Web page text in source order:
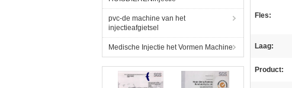
pvc-de machine van het
injectieafgietsel
Medische Injectie het Vormen Machine
Fles:
Laag:
Product: